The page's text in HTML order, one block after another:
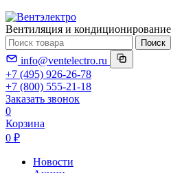
Вентиляция и кондиционирование
Поиск
info@ventelectro.ru
+7 (495) 926-26-78
+7 (800) 555-21-18
Заказать звонок
0
Корзина
0 ₽
Новости